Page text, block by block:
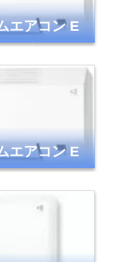
エアコン E
年モデル
ーマ
エアコン E
年モデル